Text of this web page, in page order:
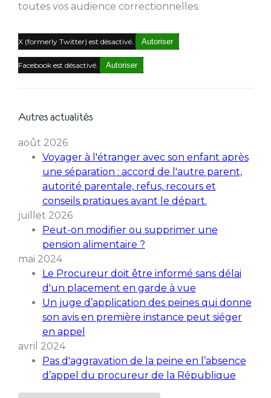
toutes vos audience correctionnelles.
X (formerly Twitter) est désactivé. Autoriser
Facebook est désactivé. Autoriser
Autres actualités
août 2026
Voyager à l'étranger avec son enfant après
une séparation : accord de l'autre parent,
autorité parentale, refus, recours et
conseils pratiques avant le départ.
juillet 2026
Peut-on modifier ou supprimer une
pension alimentaire ?
mai 2024
Le Procureur doit être informé sans délai
d'un placement en garde à vue
Un juge d’application des peines qui donne
son avis en première instance peut siéger
en appel
avril 2024
Pas d'aggravation de la peine en l’absence
d’appel du procureur de la République